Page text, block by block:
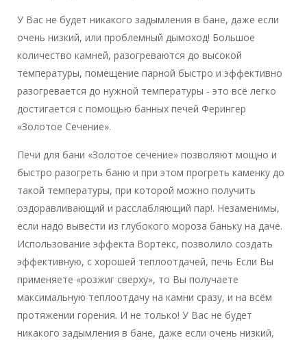
У Вас не будет никакого задымления в бане, даже если
очень низкий, или проблемный дымоход! Большое
количество камней, разогреваются до высокой
температуры, помещение парной быстро и эффективно
разогревается до нужной температуры - это всё легко
достигается с помощью банных печей Ферингер
«Золотое Сечение».
Печи для бани «Золотое сечение» позволяют мощно и
быстро разогреть баню и при этом прогреть каменку до
такой температуры, при которой можно получить
оздоравливающий и расслабляющий пар!. Незаменимы,
если надо вывести из глубокого мороза баньку на даче.
Использование эффекта Вортекс, позволило создать
эффективную, с хорошей теплоотдачей, печь Если Вы
применяете «розжиг сверху», то Вы получаете
максимальную теплоотдачу на камни сразу, и на всём
протяжении горения. И не только! У Вас не будет
никакого задымления в бане, даже если очень низкий,